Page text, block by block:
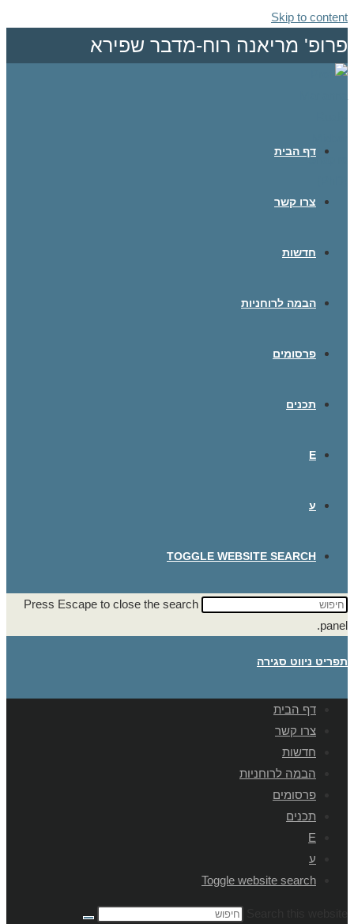
Skip to content
פרופ' מריאנה רוח-מדבר שפירא
דף הבית
צרו קשר
חדשות
הבמה לרוחניות
פרסומים
תכנים
E
ע
TOGGLE WEBSITE SEARCH
Press Escape to close the search
panel.
תפריט ניווט סגירה
דף הבית
צרו קשר
חדשות
הבמה לרוחניות
פרסומים
תכנים
E
ע
Toggle website search